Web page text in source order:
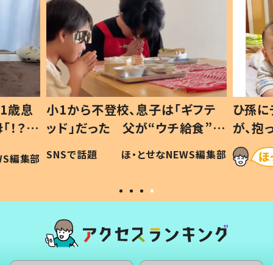
歳息
？」
編集部
小1から不登校、息子は「ギフテ
ッド」だった 父が“ウチ給食”を
作り続ける理由とは #令和の親
#令和の子
SNSで話題 ほ・とせなNEWS編集部
ひ孫
が、
「涙が
い」